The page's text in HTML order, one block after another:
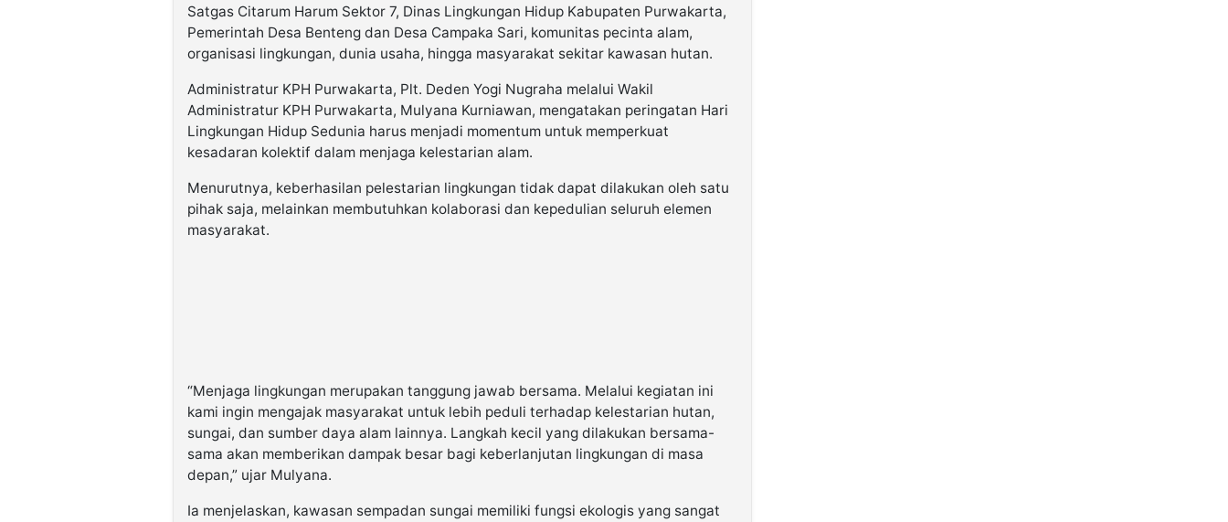
Satgas Citarum Harum Sektor 7, Dinas Lingkungan Hidup Kabupaten Purwakarta,
Pemerintah Desa Benteng dan Desa Campaka Sari, komunitas pecinta alam,
organisasi lingkungan, dunia usaha, hingga masyarakat sekitar kawasan hutan.
Administratur KPH Purwakarta, Plt. Deden Yogi Nugraha melalui Wakil
Administratur KPH Purwakarta, Mulyana Kurniawan, mengatakan peringatan Hari
Lingkungan Hidup Sedunia harus menjadi momentum untuk memperkuat
kesadaran kolektif dalam menjaga kelestarian alam.
Menurutnya, keberhasilan pelestarian lingkungan tidak dapat dilakukan oleh satu
pihak saja, melainkan membutuhkan kolaborasi dan kepedulian seluruh elemen
masyarakat.
“Menjaga lingkungan merupakan tanggung jawab bersama. Melalui kegiatan ini
kami ingin mengajak masyarakat untuk lebih peduli terhadap kelestarian hutan,
sungai, dan sumber daya alam lainnya. Langkah kecil yang dilakukan bersama-
sama akan memberikan dampak besar bagi keberlanjutan lingkungan di masa
depan,” ujar Mulyana.
Ia menjelaskan, kawasan sempadan sungai memiliki fungsi ekologis yang sangat